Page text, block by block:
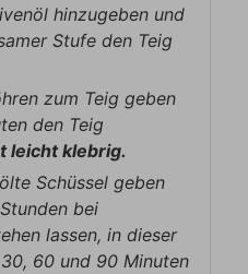
hinzugeben und
Stufe den Teig
zum Teig geben
den Teig
leicht klebrig.
Schüssel geben
bei
lassen, in dieser
60 und 90 Minuten